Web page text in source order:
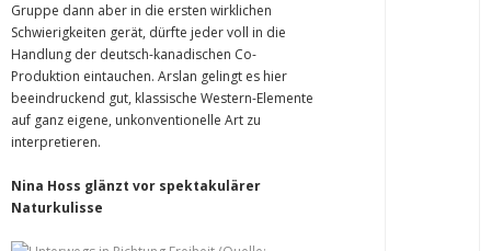
Gruppe dann aber in die ersten wirklichen
Schwierigkeiten gerät, dürfte jeder voll in die
Handlung der deutsch-kanadischen Co-
Produktion eintauchen. Arslan gelingt es hier
beeindruckend gut, klassische Western-Elemente
auf ganz eigene, unkonventionelle Art zu
interpretieren.
Nina Hoss glänzt vor spektakulärer
Naturkulisse